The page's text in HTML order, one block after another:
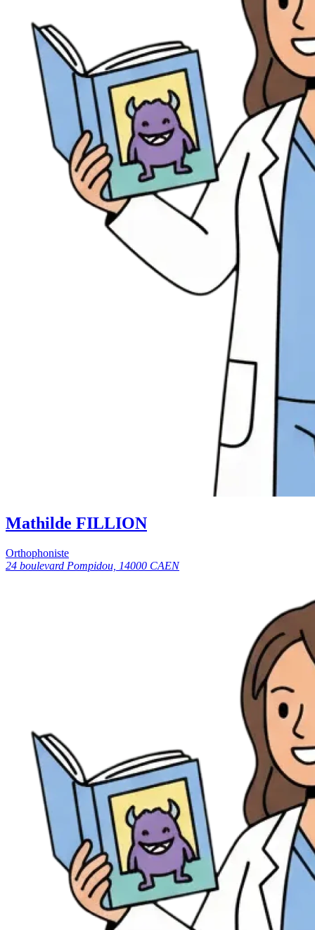
Mathilde FILLION
Orthophoniste
24 boulevard Pompidou, 14000 CAEN